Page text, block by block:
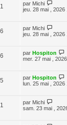
par Michi
jeu. 28 mai , 2026
par Michi
jeu. 28 mai , 2026
par Hospiton
mer. 27 mai ,
par Hospiton
lun. 25 mai , 2026
par Michi
sam. 23 mai ,